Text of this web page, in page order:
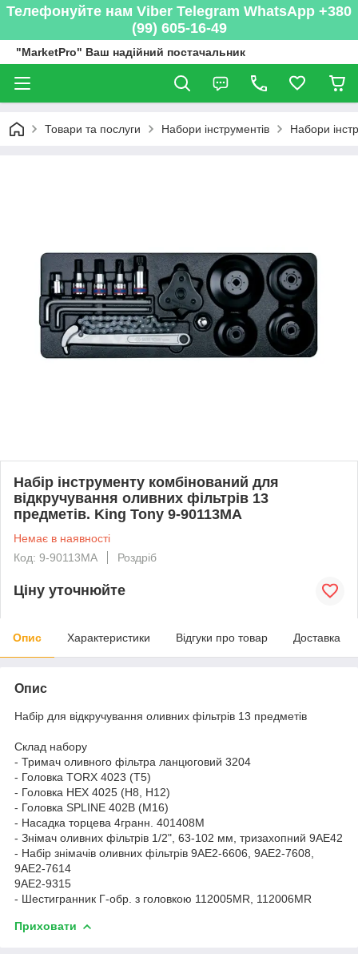
Телефонуйте нам Viber Telegram WhatsApp +380
(99) 605-16-49
"MarketPro" Ваш надійний постачальник
Товари та послуги Набори інструментів Набори
Набір інструменту комбінований для
відкручування оливних фільтрів 13
предметів. King Tony 9-90113MA
Немає в наявності
Код: 9-90113MA
Роздріб
Ціну уточнюйте
Опис Характеристики Відгуки про товар Доставка
Опис
Набір для відкручування оливних фільтрів 13 предметів
Склад набору
- Тримач оливного фільтра ланцюговий 3204
- Головка TORX 4023 (Т5)
- Головка HEX 4025 (H8, H12)
- Головка SPLINE 402B (M16)
- Насадка торцева 4гранн. 401408M
- Знімач оливних фільтрів 1/2", 63-102 мм, тризахопний 9AE42
- Набір знімачів оливних фільтрів 9AE2-6606, 9AE2-7608,
9AE2-7614
9AE2-9315
- Шестигранник Г-обр. з головкою 112005MR, 112006MR
Приховати